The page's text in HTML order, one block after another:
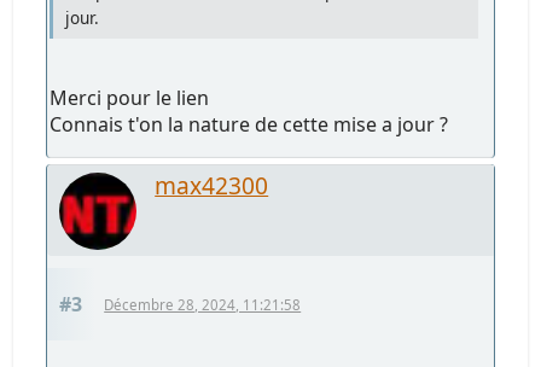
jour.
Merci pour le lien
Connais t'on la nature de cette mise a jour ?
max42300
#3 Décembre 28, 2024, 11:21:58